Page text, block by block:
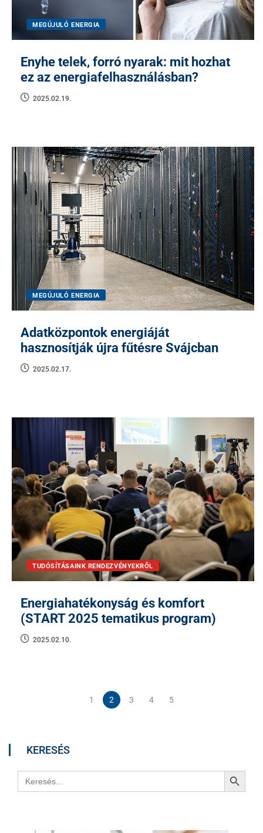
MEGÚJULÓ ENERGIA
Enyhe telek, forró nyarak: mit hozhat
ez az energiafelhasználásban?
2025.02.19.
MEGÚJULÓ ENERGIA
Adatközpontok energiáját
hasznosítják újra fűtésre Svájcban
2025.02.17.
TUDÓSÍTÁSAINK RENDEZVÉNYEKRŐL
Energiahatékonyság és komfort
(START 2025 tematikus program)
2025.02.10.
1 2 3 4 5
KERESÉS
Search
for:
Search Button